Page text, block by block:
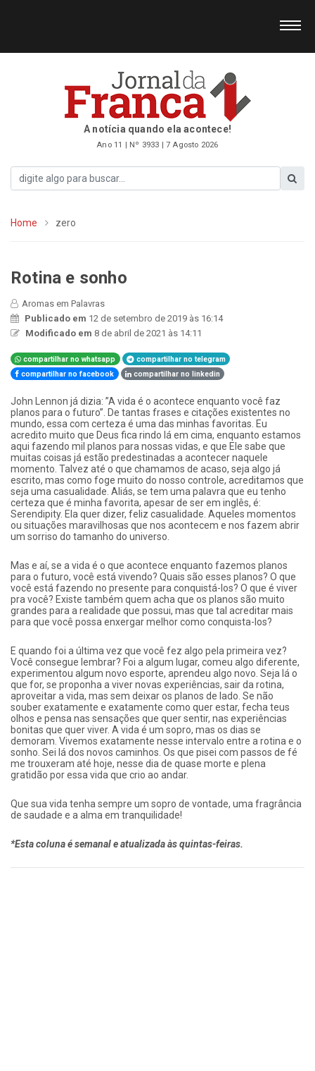
A notícia quando ela acontece!
Ano 11 | Nº 3933 | 7 Agosto 2026
Home zero
Rotina e sonho
Aromas em Palavras
Publicado em 12 de setembro de 2019 às 16:14
Modificado em 8 de abril de 2021 às 14:11
compartilhar no whatsapp
compartilhar no telegram
compartilhar no facebook
compartilhar no linkedin
​John Lennon já dizia: ”A vida é o acontece enquanto você faz
planos para o futuro”. De tantas frases e citações existentes no
mundo, essa com certeza é uma das minhas favoritas. Eu
acredito muito que Deus fica rindo lá em cima, enquanto estamos
aqui fazendo mil planos para nossas vidas, e que Ele sabe que
muitas coisas já estão predestinadas a acontecer naquele
momento. Talvez até o que chamamos de acaso, seja algo já
escrito, mas como foge muito do nosso controle, acreditamos que
seja uma casualidade. Aliás, se tem uma palavra que eu tenho
certeza que é minha favorita, apesar de ser em inglês, é:
Serendipity. Ela quer dizer, feliz casualidade. Aqueles momentos
ou situações maravilhosas que nos acontecem e nos fazem abrir
um sorriso do tamanho do universo.
Mas e aí, se a vida é o que acontece enquanto fazemos planos
para o futuro, você está vivendo? Quais são esses planos? O que
você está fazendo no presente para conquistá-los? O que é viver
pra você? Existe também quem acha que os planos são muito
grandes para a realidade que possui, mas que tal acreditar mais
para que você possa enxergar melhor como conquista-los?
E quando foi a última vez que você fez algo pela primeira vez?
Você consegue lembrar? Foi a algum lugar, comeu algo diferente,
experimentou algum novo esporte, aprendeu algo novo. Seja lá o
que for, se proponha a viver novas experiências, sair da rotina,
aproveitar a vida, mas sem deixar os planos de lado. Se não
souber exatamente e exatamente como quer estar, fecha teus
olhos e pensa nas sensações que quer sentir, nas experiências
bonitas que quer viver. A vida é um sopro, mas os dias se
demoram. Vivemos exatamente nesse intervalo entre a rotina e o
sonho. Sei lá dos novos caminhos. Os que pisei com passos de fé
me trouxeram até hoje, nesse dia de quase morte e plena
gratidão por essa vida que crio ao andar.
Que sua vida tenha sempre um sopro de vontade, uma fragrância
de saudade e a alma em tranquilidade!​
*Esta coluna é semanal e atualizada às quintas-feiras.